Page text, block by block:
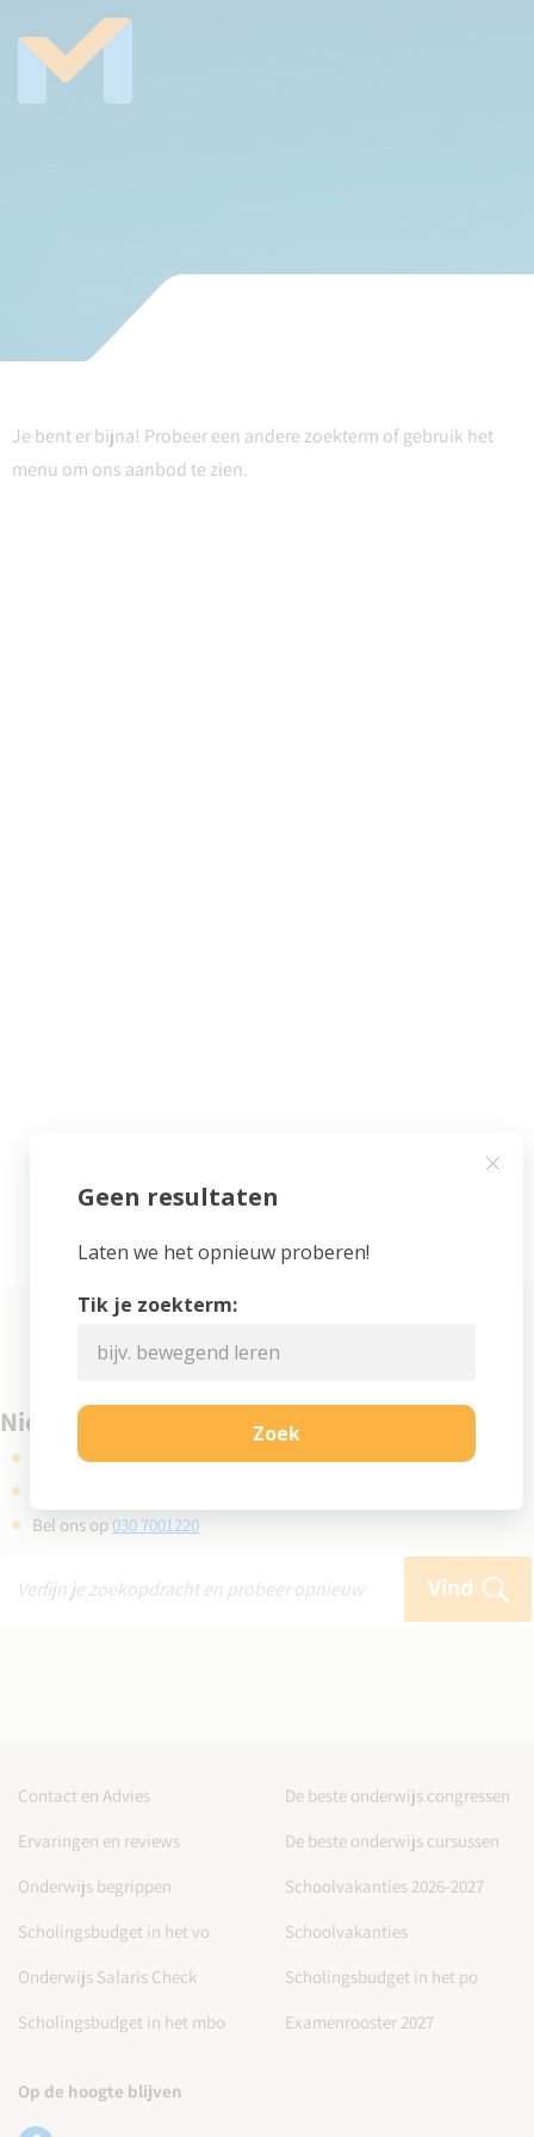
Je bent er bijna! Probeer een andere zoekterm of gebruik het
menu om ons aanbod te zien.
Niet gevonden wat je zocht?
Kijk eens bij de veelgestelde vragen
Bel ons op030 7001220
Vind
Contact en Advies
De beste onderwijs congressen
Ervaringen en reviews
De beste onderwijs cursussen
Onderwijs begrippen
Schoolvakanties 2026-2027
Scholingsbudget in het vo
Schoolvakanties
Onderwijs Salaris Check
Scholingsbudget in het po
Scholingsbudget in het mbo
Examenrooster 2027
Op de hoogte blijven